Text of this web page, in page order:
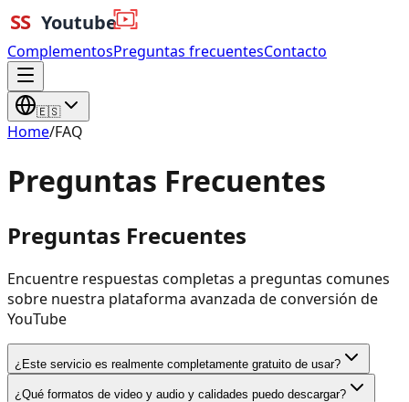
ComplementosPreguntas frecuentesContacto
🇪🇸
Home/FAQ
Preguntas Frecuentes
Preguntas Frecuentes
Encuentre respuestas completas a preguntas comunes
sobre nuestra plataforma avanzada de conversión de
YouTube
¿Este servicio es realmente completamente gratuito de usar?
¿Qué formatos de video y audio y calidades puedo descargar?